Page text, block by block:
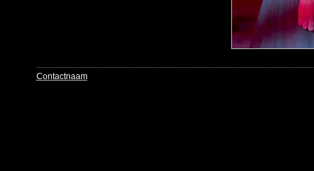
Contactnaam